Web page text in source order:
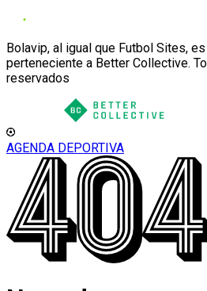
Bolavip, al igual que Futbol Sites,
perteneciente a Better Collective.
reservados
AGENDA DEPORTIVA